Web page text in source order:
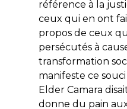
référence à la
ceux qui en ont
propos de ceux
persécutés à
transformation
manifeste ce
Elder Camara
donne du pain